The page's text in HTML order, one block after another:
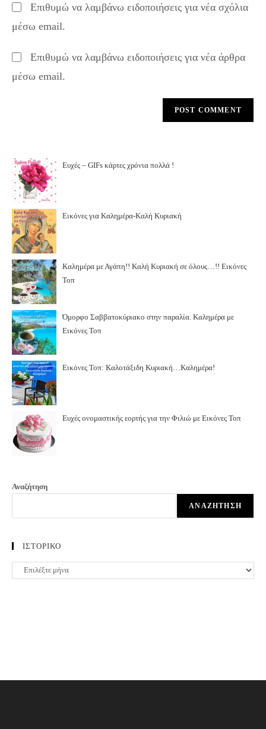
comment
URL
(optional)
Επιθυμώ να λαμβάνω ειδοποιήσεις για νέα σχόλια
μέσω email.
Επιθυμώ να λαμβάνω ειδοποιήσεις για νέα άρθρα
μέσω email.
Ευχές – GIFs κάρτες χρόνια πολλά !
Εικόνες για Καλημέρα-Καλή Κυριακή
Καλημέρα με Αγάπη!! Καλή Κυριακή σε όλους…!! Εικόνες
Τοπ
Όμορφο Σαββατοκύριακο στην παραλία. Καλημέρα με
Εικόνες Τοπ
Εικόνες Τοπ: Καλοτάξιδη Κυριακή…Καλημέρα!
Ευχές ονομαστικής εορτής για την Φιλιώ με Εικόνες Τοπ
Αναζήτηση
ΑΝΑΖΉΤΗΣΗ
ΙΣΤΟΡΙΚΟ
ΙΣΤΟΡΙΚΟ